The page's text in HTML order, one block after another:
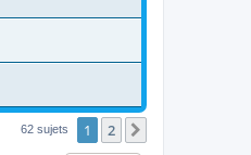
62 sujets 1 2